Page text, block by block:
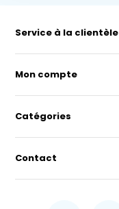
Service à la clientèle
Mon compte
Catégories
Contact